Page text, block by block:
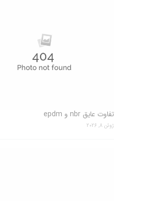
تفاوت عایق nbr و epdm
ژوئن 8, 2026